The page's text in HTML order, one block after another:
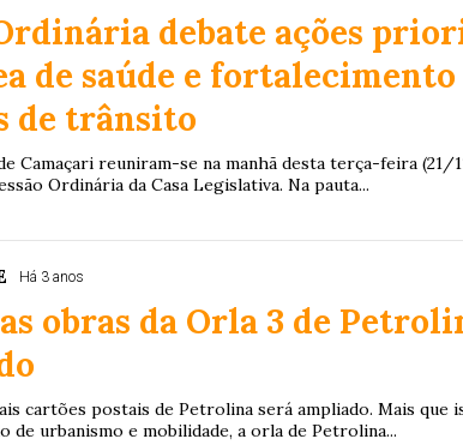
debate ações
de saúde e fortalecimento
de trânsito
Camaçari reuniram-se na manhã desta terça-feira (21/
Ordinária da Casa Legislativa. Na pauta...
Há 3 anos
obras da Orla 3 de
cartões postais de Petrolina será ampliado. Mais que
urbanismo e mobilidade, a orla de Petrolina...